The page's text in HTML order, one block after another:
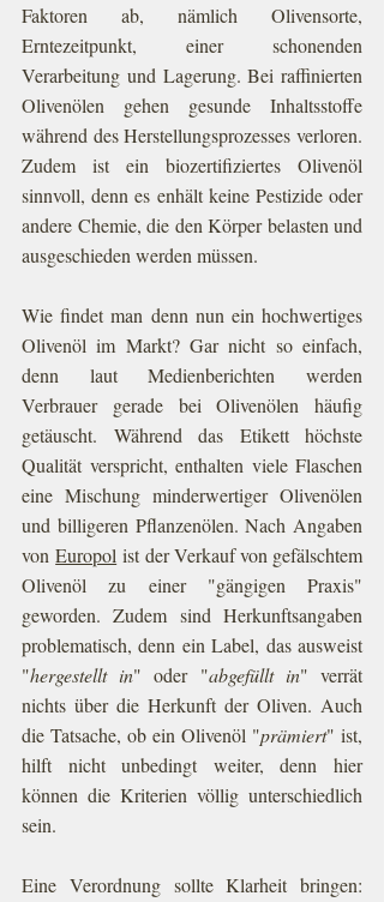
Faktoren ab, nämlich Olivensorte,
Erntezeitpunkt, einer schonenden
Verarbeitung und Lagerung. Bei raffinierten
Olivenölen gehen gesunde Inhaltsstoffe
Zudem ist ein biozertifiziertes Olivenöl
sinnvoll, denn es enhält keine Pestizide oder
andere Chemie, die den Körper belasten und
ausgeschieden werden müssen.
Wie findet man denn nun ein hochwertiges
Olivenöl im Markt? Gar nicht so einfach,
denn laut Medienberichten werden
Verbrauer gerade bei Olivenölen häufig
getäuscht. Während das Etikett höchste
Qualität verspricht, enthalten viele Flaschen
eine Mischung minderwertiger Olivenölen
und billigeren Pflanzenölen. Nach Angaben
von Europol ist der Verkauf von gefälschtem
Olivenöl zu einer "gängigen Praxis"
geworden. Zudem sind Herkunftsangaben
problematisch, denn ein Label, das ausweist
"hergestellt in" oder "abgefüllt in" verrät
nichts über die Herkunft der Oliven. Auch
die Tatsache, ob ein Olivenöl "prämiert" ist,
hilft nicht unbedingt weiter, denn hier
können die Kriterien völlig unterschiedlich
sein.
Eine Verordnung sollte Klarheit bringen: